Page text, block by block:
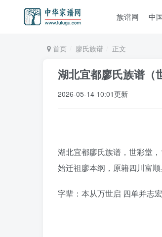
族谱网 中
首页 廖氏族谱 正文
湖北宜都廖氏族谱（
2026-05-14 10:01更新
湖北宜都廖氏族谱，世彩堂
始迁祖廖本纲，原籍四川富
字辈：本从万世启 四单并志